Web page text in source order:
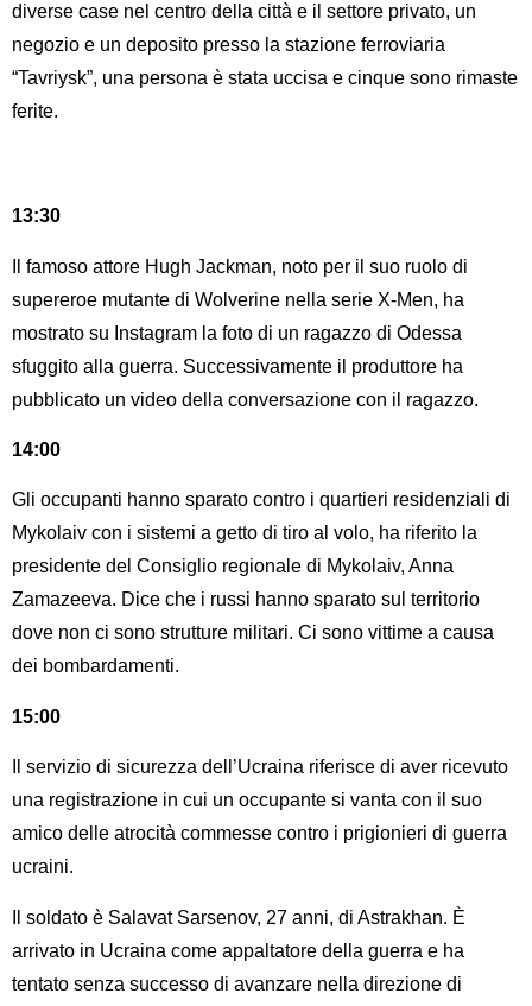
diverse case nel centro della città e il settore privato, un
negozio e un deposito presso la stazione ferroviaria
“Tavriysk”, una persona è stata uccisa e cinque sono rimaste
ferite.
13:30
Il famoso attore Hugh Jackman, noto per il suo ruolo di
supereroe mutante di Wolverine nella serie X-Men, ha
mostrato su Instagram la foto di un ragazzo di Odessa
sfuggito alla guerra. Successivamente il produttore ha
pubblicato un video della conversazione con il ragazzo.
14:00
Gli occupanti hanno sparato contro i quartieri residenziali di
Mykolaiv con i sistemi a getto di tiro al volo, ha riferito la
presidente del Consiglio regionale di Mykolaiv, Anna
Zamazeeva. Dice che i russi hanno sparato sul territorio
dove non ci sono strutture militari. Ci sono vittime a causa
dei bombardamenti.
15:00
Il servizio di sicurezza dell’Ucraina riferisce di aver ricevuto
una registrazione in cui un occupante si vanta con il suo
amico delle atrocità commesse contro i prigionieri di guerra
ucraini.
Il soldato è Salavat Sarsenov, 27 anni, di Astrakhan. È
arrivato in Ucraina come appaltatore della guerra e ha
tentato senza successo di avanzare nella direzione di